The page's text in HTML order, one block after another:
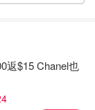
返$15 Chanel也